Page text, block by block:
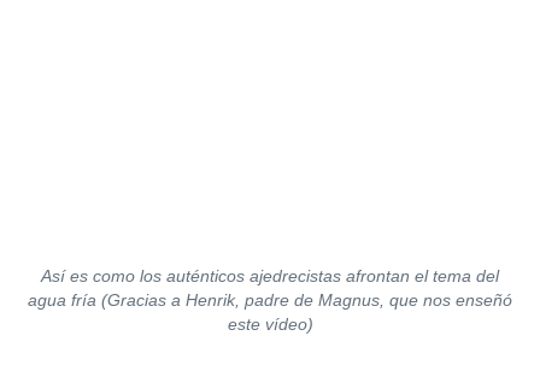
Así es como los auténticos ajedrecistas afrontan el tema del
agua fría (Gracias a Henrik, padre de Magnus, que nos enseñó
este vídeo)